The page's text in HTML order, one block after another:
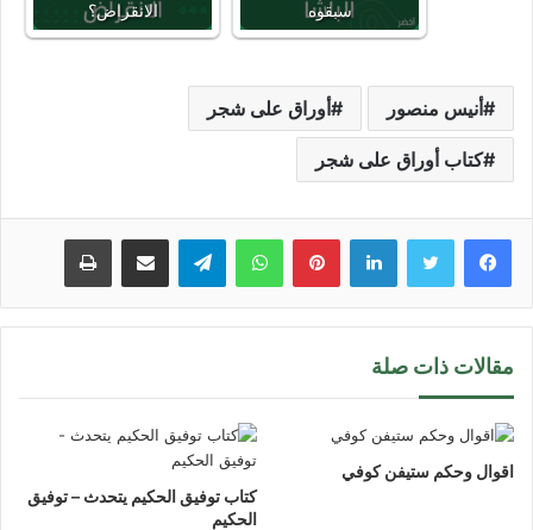
الانقراض؟
سبقوه
أنيس منصور أوراق على شجر
كتاب أوراق على شجر
لينكدإن بينتيريستواتساب تيلقرام مشاركة عبر البريد طباعة
مقالات ذات صلة
اقوال وحكم ستيفن كوفي
كتاب توفيق الحكيم يتحدث – توفيق
الحكيم